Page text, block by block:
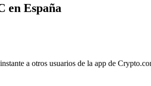
en España
a otros usuarios de la app de